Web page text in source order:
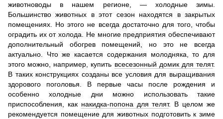
животноводы в нашем регионе, — холодные зимы.
Большинство животных в этот сезон находятся в закрытых
помещениях. Но этого не всегда достаточно для того, чтобы
оградить их от холода. Не многие предприятия обеспечивают
дополнительный обогрев помещений, но это не всегда
актуально. Что же касается содержания молодняка, то для
этого можно, например, купить всесезонный домик для телят.
В таких конструкциях созданы все условия для выращивания
здорового поголовья. В первые часы после рождения и
особенно холодные дни можно использовать такие
приспособления, как накидка-попона для телят. В целом же
рекомендуется помещение для животных подготовить к зиме